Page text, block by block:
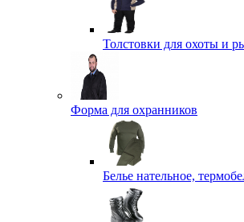
Толстовки для охоты и
Форма для охранников
Белье нательное,